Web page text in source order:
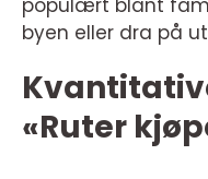
populært blant
byen eller dra på
«Ruter